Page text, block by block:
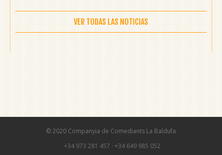
VER TODAS LAS NOTICIAS
© 2020 Companyia de Comediants La Baldufa
+34 973 281 457 · +34 649 985 052